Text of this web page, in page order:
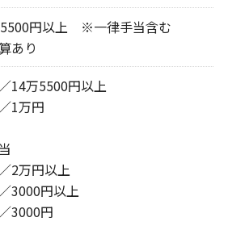
円以上 ※一律手当含む
あり
14万5500円以上
1万円
2万円以上
3000円以上
3000円